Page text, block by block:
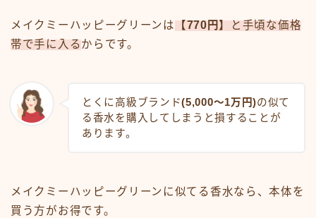
メイクミーハッピーグリーンは 【770円】
と手頃な価格
帯で手に入るからです。
とくに高級ブランド(5,000～1万円)の似て
る香水を購入してしまうと損することが
あります。
メイクミーハッピーグリーンに似てる香水なら、本体を
買う方がお得です。